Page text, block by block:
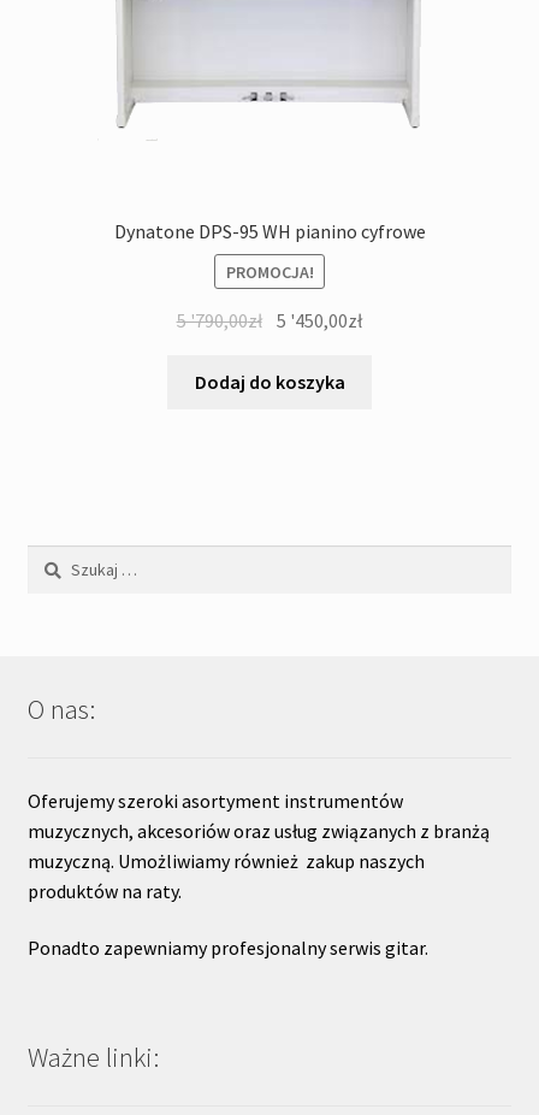
Dynatone DPS-95 WH pianino cyfrowe
PROMOCJA!
5 '790,00zł Pierwotna
wynosiła:
5 '450,00złAktualna
Dodaj do koszyka
Szukaj:
O nas:
Oferujemy szeroki asortyment instrumentów
muzycznych, akcesoriów oraz usług związanych z branżą
muzyczną. Umożliwiamy również zakup naszych
produktów na raty.
Ponadto zapewniamy profesjonalny serwis gitar.
Ważne linki: